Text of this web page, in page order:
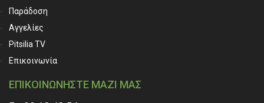
Παράδοση
Αγγελίες
Pitsilia TV
Επικοινωνία
ΕΠΙΚΟΙΝΩΝΗΣΤΕ ΜΑΖΙ ΜΑΣ